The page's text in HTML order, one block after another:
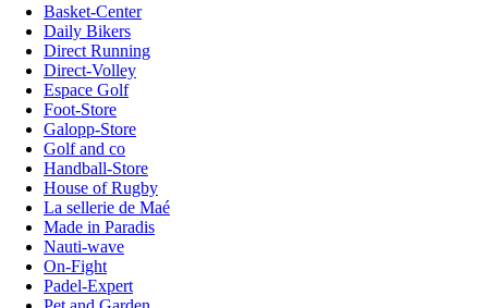
Basket-Center
Daily Bikers
Direct Running
Direct-Volley
Espace Golf
Foot-Store
Galopp-Store
Golf and co
Handball-Store
House of Rugby
La sellerie de Maé
Made in Paradis
Nauti-wave
On-Fight
Padel-Expert